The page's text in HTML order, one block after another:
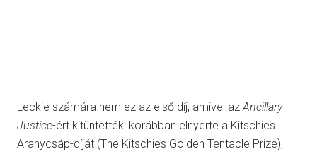
Leckie számára nem ez az első díj, amivel azAncillary
Justice-ért kitüntették: korábban elnyerte a Kitschies
Aranycsáp-díját (The Kitschies Golden Tentacle Prize),